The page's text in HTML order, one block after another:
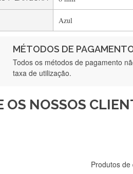
Azul
MÉTODOS DE
Todos os métodos de pagamento
taxa de utilização.
OS NOSSOSRecebi a minha
Produtos